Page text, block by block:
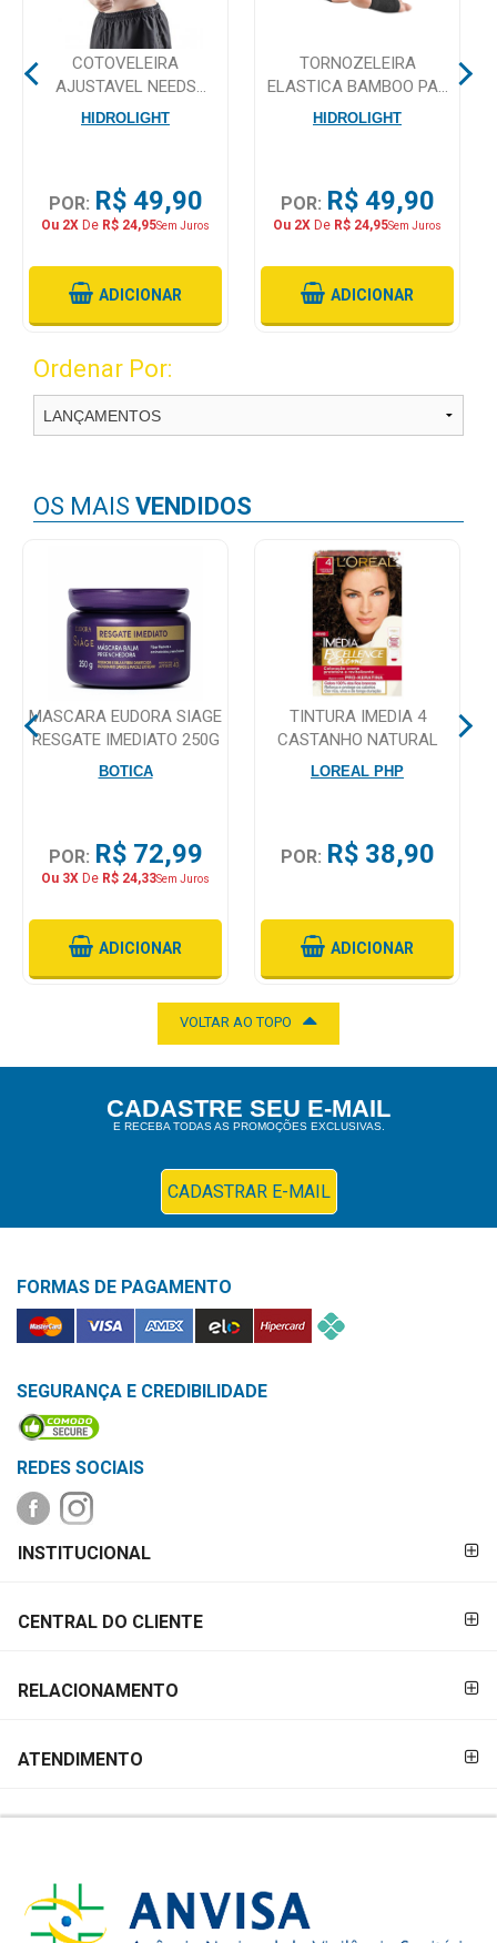
e
Beleza
Cuidado
Adulto
Dermocosméticos
Dieta
e
Higiene
Aparelhos
e
Monitores
Casa
OFERTAS
&
MAIS
CENTRAL
COTOVELEIRA
AJUSTAVEL NEEDS
TAMANHO UNICO
HIDROLIGHT
POR: R$ 49,90
Ou 2X De R$ 24,95Sem Juros
ADICIONAR
TORNOZELEIRA
ELASTICA BAMBOO PAR
HIDROLIGHT PRETA EL11
HIDROLIGHT
POR: R$ 49,90
Ou 2X De R$ 24,95Sem Juros
ADICIONAR
Ordenar Por:
OS MAIS VENDIDOS
MASCARA EUDORA SIAGE
RESGATE IMEDIATO 250G
BOTICA
POR: R$ 72,99
Ou 3X De R$ 24,33Sem Juros
ADICIONAR
TINTURA IMEDIA 4
CASTANHO NATURAL
LOREAL PHP
POR: R$ 38,90
ADICIONAR
VOLTAR AO TOPO
CADASTRE SEU E-MAIL
E RECEBA TODAS AS PROMOÇÕES EXCLUSIVAS.
CADASTRAR E-MAIL
FORMAS DE PAGAMENTO
SEGURANÇA E CREDIBILIDADE
REDES SOCIAIS
PAGAMENTO
INSTITUCIONAL
CENTRAL DO CLIENTE
RELACIONAMENTO
ATENDIMENTO